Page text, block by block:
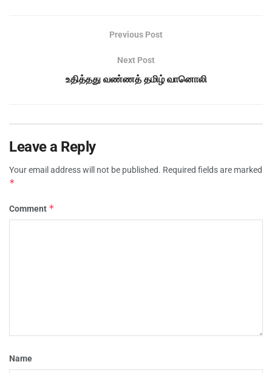
Previous Post
Next Post
உதித்தது வண்ணத் தமிழ் வானொலி
Leave a Reply
Your email address will not be published. Required fields are marked
*
Comment *
Name